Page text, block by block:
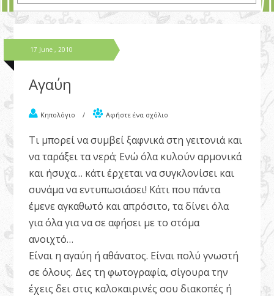
17 June , 2010
Αγαύη
Κηπολόγιο / Αφήστε ένα σχόλιο
Τι μπορεί να συμβεί ξαφνικά στη γειτονιά και
να ταράξει τα νερά; Ενώ όλα κυλούν αρμονικά
και ήσυχα… κάτι έρχεται να συγκλονίσει και
συνάμα να εντυπωσιάσει! Κάτι που πάντα
έμενε αγκαθωτό και απρόσιτο, τα δίνει όλα
για όλα για να σε αφήσει με το στόμα
ανοιχτό…
Είναι η αγαύη ή αθάνατος. Είναι πολύ γνωστή
σε όλους. Δες τη φωτογραφία, σίγουρα την
έχεις δει στις καλοκαιρινές σου διακοπές ή